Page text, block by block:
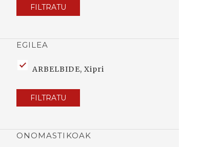
FILTRATU
EGILEA
ARBELBIDE, Xipri
FILTRATU
ONOMASTIKOAK